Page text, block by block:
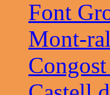
Font
Mont-